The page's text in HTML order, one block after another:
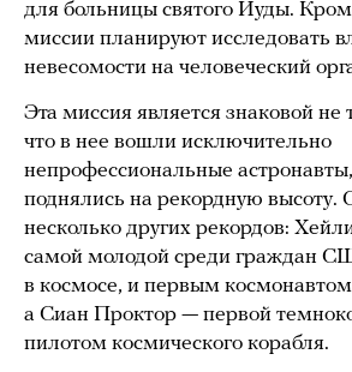
для больницы святого Иуды.
миссии планируют исследовать
невесомости на человеческий
Эта миссия является знаковой не
что в нее вошли исключительно
непрофессиональные
поднялись на рекордную высоту.
несколько других рекордов:
самой молодой среди граждан
в космосе, и первым
а Сиан Проктор — первой
пилотом космического корабля.